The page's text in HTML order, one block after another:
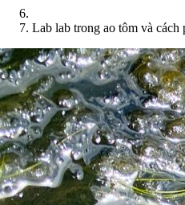
Lab lab trong ao tôm và cách